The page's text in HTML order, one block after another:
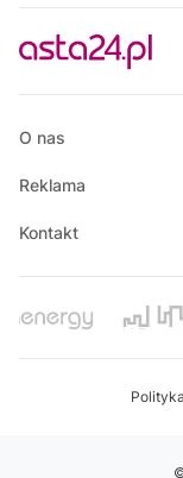
09:45
Rozmowa dnia
10:00
O nas
Reklama
Kontakt